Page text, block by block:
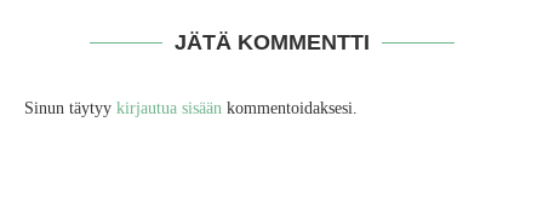
JÄTÄ KOMMENTTI
Sinun täytyy kirjautua sisään kommentoidaksesi.